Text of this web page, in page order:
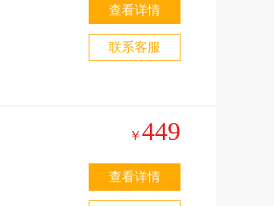
查看详情
联系客服
￥449
查看详情